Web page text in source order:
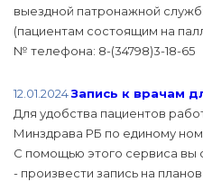
выездной патронажной
(пациентам состоящим на
№ телефона: 8-(34798)3-18-65
12.01.2024Запись к врачам
Для удобства пациентов
Минздрава РБ по единому
С помощью этого сервиса вы
- произвести запись на